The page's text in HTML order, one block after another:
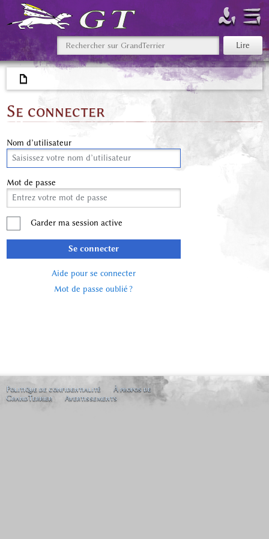
Se connecter
Nom d’utilisateur
Mot de passe
Garder ma session active
Se connecter
Aide pour se connecter
Mot de passe oublié ?
Politique de confidentialité
À propos de
GrandTerrier
Avertissements